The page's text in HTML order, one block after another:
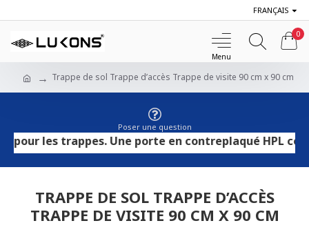
FRANÇAIS
0
Trappe de sol Trappe d’accès Trappe de visite 90 cm x 90 cm
Poser une question
trappes. Une porte en contreplaqué HPL
TRAPPE DE SOL TRAPPE D’ACCÈS
TRAPPE DE VISITE 90 CM X 90 CM